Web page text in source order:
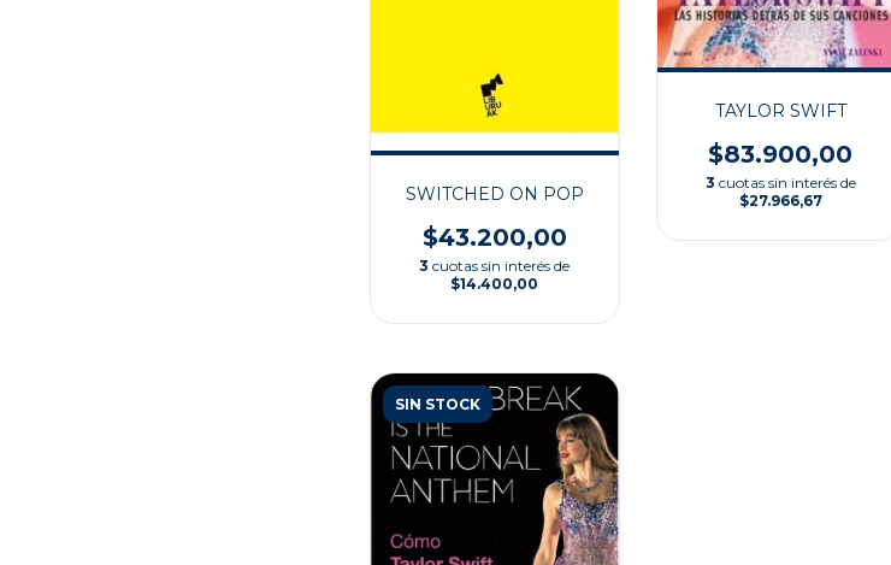
SWITCHED ON POP
$43.200,00
3 cuotas sin interés de
$14.400,00
TAYLOR SWIFT
$83.900,00
3 cuotas sin interés de
$27.966,67
SIN STOCK